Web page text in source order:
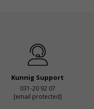
Kunnig Support
031-20 92 07
[email protected]